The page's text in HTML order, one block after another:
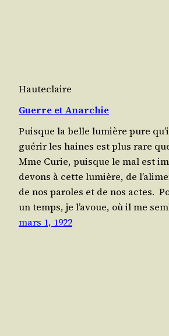
Hauteclaire
Guerre et Anarchie
Puisque la belle lumière pure
gué­rir les haines est plus rare
Mme Curie, puisque le mal est
devons à cette lumière, de
de nos paroles et de nos actes.
un temps, je l’avoue, où il me
mars 1, 1922